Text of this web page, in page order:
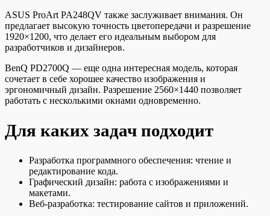
ASUS ProArt PA248QV также заслуживает внимания. Он
предлагает высокую точность цветопередачи и разрешение
1920×1200, что делает его идеальным выбором для
разработчиков и дизайнеров.
BenQ PD2700Q — еще одна интересная модель, которая
сочетает в себе хорошее качество изображения и
эргономичный дизайн. Разрешение 2560×1440 позволяет
работать с несколькими окнами одновременно.
Для каких задач подходит
Разработка программного обеспечения: чтение и
редактирование кода.
Графический дизайн: работа с изображениями и
макетами.
Веб-разработка: тестирование сайтов и приложений.